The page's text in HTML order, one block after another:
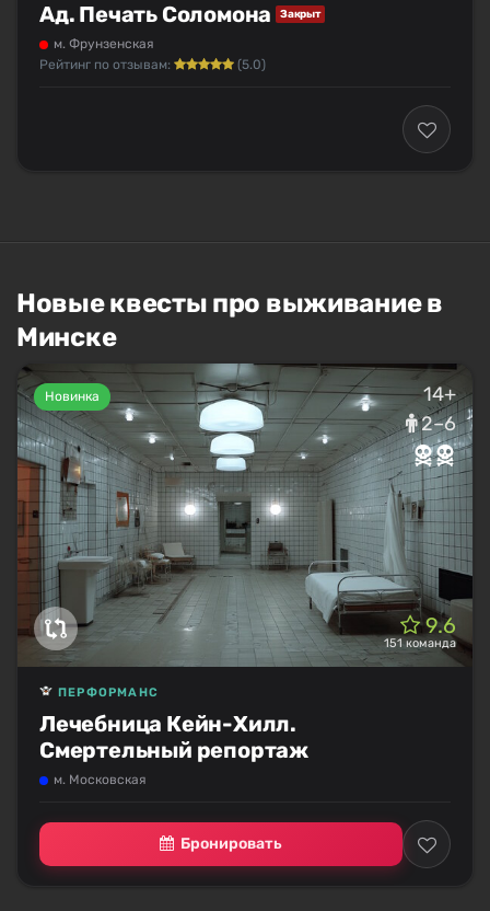
Ад. Печать Соломона Закрыт
м. Фрунзенская
Рейтинг по отзывам:
(5.0)
Новые квесты про выживание в
Минске
Новинка
14+
2–6
9.6
151 команда
Лечебница Кейн-Хилл.
Смертельный репортаж
ПЕРФОРМАНС
м. Московская
Бронировать